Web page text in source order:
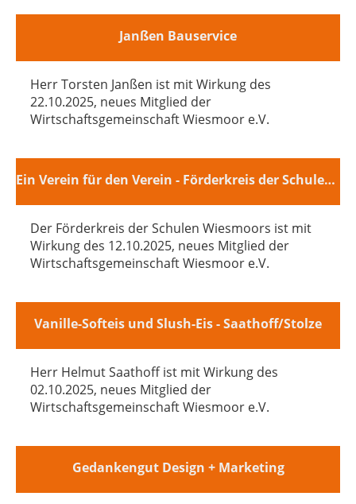
Janßen Bauservice
Herr Torsten Janßen ist mit Wirkung des
22.10.2025, neues Mitglied der
Wirtschaftsgemeinschaft Wiesmoor e.V.
Ein Verein für den Verein - Förderkreis der Schulen Wiesmoors
Der Förderkreis der Schulen Wiesmoors ist mit
Wirkung des 12.10.2025, neues Mitglied der
Wirtschaftsgemeinschaft Wiesmoor e.V.
Vanille-Softeis und Slush-Eis - Saathoff/Stolze
Herr Helmut Saathoff ist mit Wirkung des
02.10.2025, neues Mitglied der
Wirtschaftsgemeinschaft Wiesmoor e.V.
Gedankengut Design + Marketing